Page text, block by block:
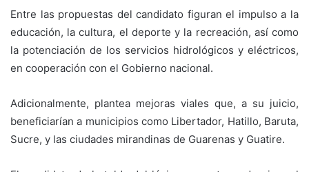
Entre las propuestas del candidato figuran el impulso a la
educación, la cultura, el deporte y la recreación, así como
la potenciación de los servicios hidrológicos y eléctricos,
en cooperación con el Gobierno nacional.
Adicionalmente, plantea mejoras viales que, a su juicio,
beneficiarían a municipios como Libertador, Hatillo, Baruta,
Sucre, y las ciudades mirandinas de Guarenas y Guatire.